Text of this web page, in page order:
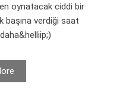
oynatacak ciddi bir
başına verdiği saat